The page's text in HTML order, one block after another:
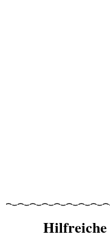
Hilfreiche